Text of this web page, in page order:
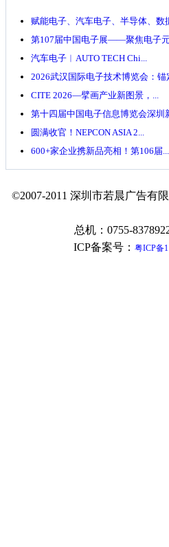
赋能电子、汽车电子、半导体、数
第107届中国电子展——聚焦电子
汽车电子︱AUTO TECH Chi...
2026武汉国际电子技术博览会：锚
CITE 2026—擘画产业新图景，...
第十四届中国电子信息博览会深圳
圆满收官！NEPCON ASIA 2...
600+家企业携新品亮相！第106届...
©2007-2011 深圳市若晨广告有
总机：0755-
ICP备案号： 粤ICP备